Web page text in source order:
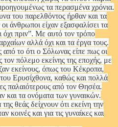
τα περασμένα χρόνια.
του παρελθόντος ήρθαν και τα
άνθρωποι είχαν εξασφαλίσει τα
όχι πριν”. Με αυτό τον τρόπο
αλλά όχι και τα έργα τους.
το ότι ο Σόλωνας είπε πως οι
τον πόλεμο εκείνης της εποχής, με
εκείνους, όπως του Κέκροπα,
Ερυσίχθονα, καθώς και πολλά
παλαιότερους από τον Θησέα.
και τα ονόματα των γυναικών.
θεάς δείχνουν ότι εκείνη την
κοινές και για τις γυναίκες και